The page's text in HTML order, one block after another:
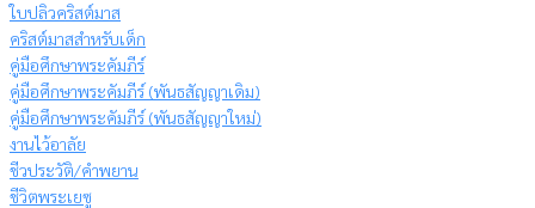
ใบปลิวคริสต์มาส
คริสต์มาสสำหรับเด็ก
คู่มือศึกษาพระคัมภีร์
คู่มือศึกษาพระคัมภีร์ (พันธสัญญาเดิม)
คู่มือศึกษาพระคัมภีร์ (พันธสัญญาใหม่)
งานไว้อาลัย
ชีวประวัติ/คำพยาน
ชีวิตพระเยซู